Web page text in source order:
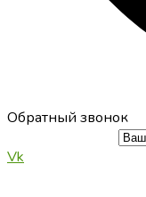
Обратный звонок
Vk